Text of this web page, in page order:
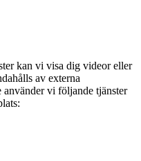
kan vi visa dig videor eller
av externa
vi följande tjänster